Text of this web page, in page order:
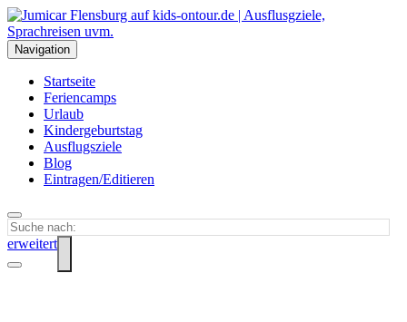
Navigation
Startseite
Feriencamps
Urlaub
Kindergeburtstag
Ausflugsziele
Blog
Eintragen/Editieren
erweitert